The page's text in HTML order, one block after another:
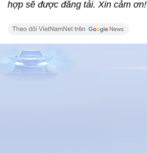
hợp sẽ được đăng tải. Xin cảm ơn!